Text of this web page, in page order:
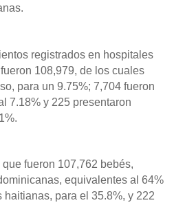
registrados en hospitales
108,979, de los cuales
para un 9.75%; 7,704 fueron
7.18% y 225 presentaron
fueron 107,762 bebés,
equivalentes al 64%
para el 35.8%, y 222